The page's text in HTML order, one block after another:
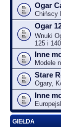
Ogar
Chińscy
Ogar
Wnuki
125 i
Inne
Modele
Stare
Ogary,
Inne
GIEŁDA